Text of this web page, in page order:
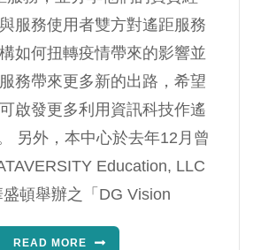
服務使用者雙方對遙距服務
如何扭轉疫情帶來的影響並
務帶來更多新的出路，希望
啟發更多利用資訊科技作遙
另外，本中心於去年12月曾
Education, LLC
頓舉辦之「DG Vision
READ MORE